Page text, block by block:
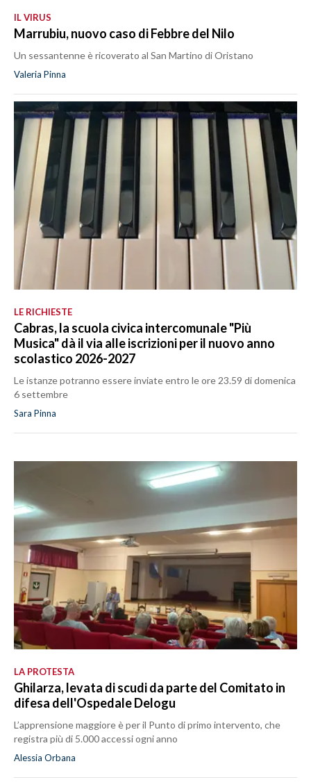
IL VIRUS
Marrubiu, nuovo caso di Febbre del Nilo
Un sessantenne è ricoverato al San Martino di Oristano
Valeria Pinna
LE RICHIESTE
Cabras, la scuola civica intercomunale "Più
Musica" dà il via alle iscrizioni per il nuovo anno
scolastico 2026-2027
Le istanze potranno essere inviate entro le ore 23.59 di domenica
6 settembre
Sara Pinna
LA PROTESTA
Ghilarza, levata di scudi da parte del Comitato in
difesa dell'Ospedale Delogu
L’apprensione maggiore è per il Punto di primo intervento, che
registra più di 5.000 accessi ogni anno
Alessia Orbana